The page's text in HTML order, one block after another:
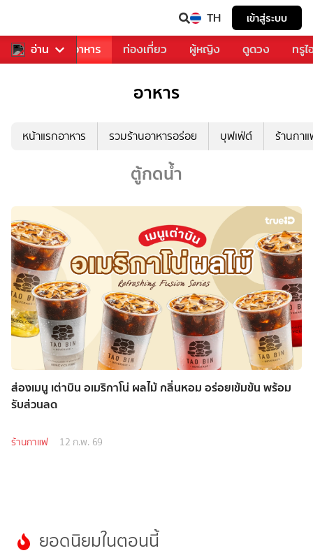
TH เข้าสู่ระบบ
อ่าน
การเพลง อาหาร ท่องเที่ยว ผู้หญิง ดูดวง ทรู
อาหาร
หน้าแรกอาหาร รวมร้านอาหารอร่อย บุฟเฟ่ต์ ร้านกา
ตู้กดน้ำ
ส่องเมนู เต่าบิน อเมริกาโน่ ผลไม้ กลิ่นหอม อร่อยเข้มข้น พร้อม
รับส่วนลด
ร้านกาแฟ 12 ก.พ. 69
ยอดนิยมในตอนนี้